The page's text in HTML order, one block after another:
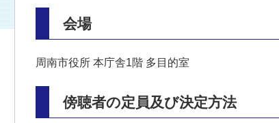
会場
周南市役所 本庁舎1階 多目的室
傍聴者の定員及び決定方法